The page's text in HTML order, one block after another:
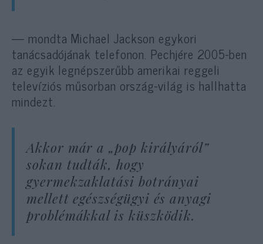
— mondta Michael Jackson egykori
tanácsadójának telefonon. Pechjére 2005-ben
az egyik legnépszerűbb amerikai reggeli
televíziós műsorban ország-világ is hallhatta
mindezt.
Akkor már a „pop királyáról”
sokan tudták, hogy
gyermekzaklatási botrányai
mellett egészségügyi és anyagi
problémákkal is küszködik.